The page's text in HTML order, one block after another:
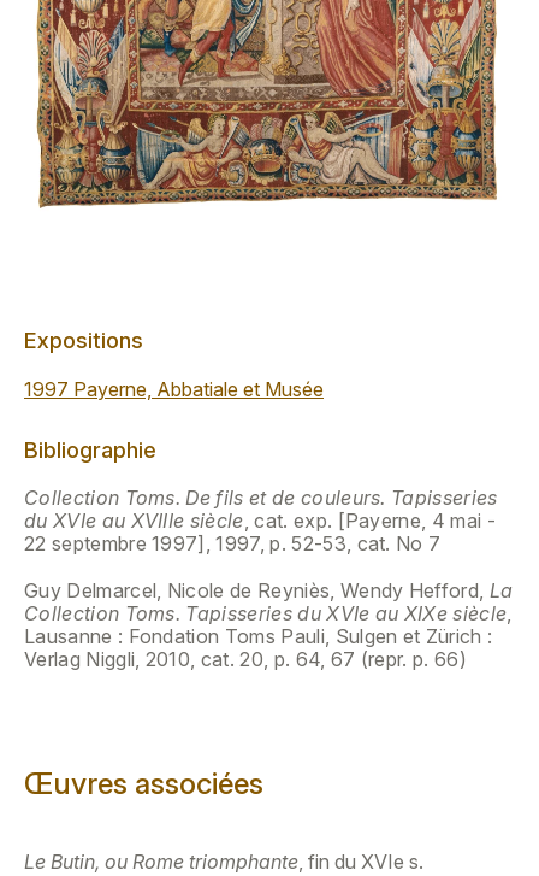
Expositions
1997 Payerne, Abbatiale et Musée
Bibliographie
Collection Toms. De fils et de couleurs. Tapisseries
du XVIe au XVIIIe siècle, cat. exp. [Payerne, 4 mai -
22 septembre 1997], 1997, p. 52-53, cat. No 7
Guy Delmarcel, Nicole de Reyniès, Wendy Hefford, La
Collection Toms. Tapisseries du XVIe au XIXe siècle,
Lausanne : Fondation Toms Pauli, Sulgen et Zürich :
Verlag Niggli, 2010, cat. 20, p. 64, 67 (repr. p. 66)
Œuvres associées
Le Butin, ou Rome triomphante, fin du XVIe s.